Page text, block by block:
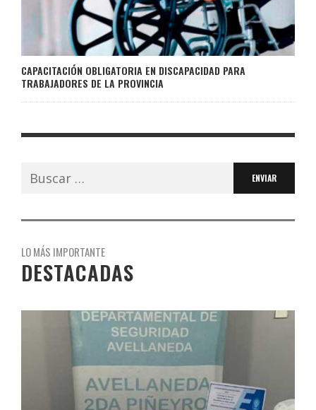
CAPACITACIÓN OBLIGATORIA EN DISCAPACIDAD PARA
TRABAJADORES DE LA PROVINCIA
Buscar:
LO MÁS IMPORTANTE
DESTACADAS